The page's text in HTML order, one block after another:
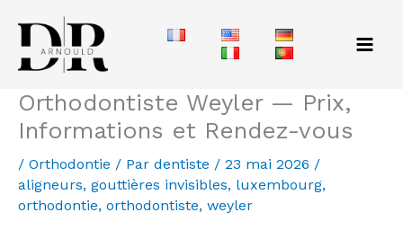
contenu
Orthodontiste Weyler — Prix,
Informations et Rendez-vous
/ Orthodontie / Par dentiste / 23 mai 2026 /
aligneurs, gouttières invisibles, luxembourg,
orthodontie, orthodontiste, weyler